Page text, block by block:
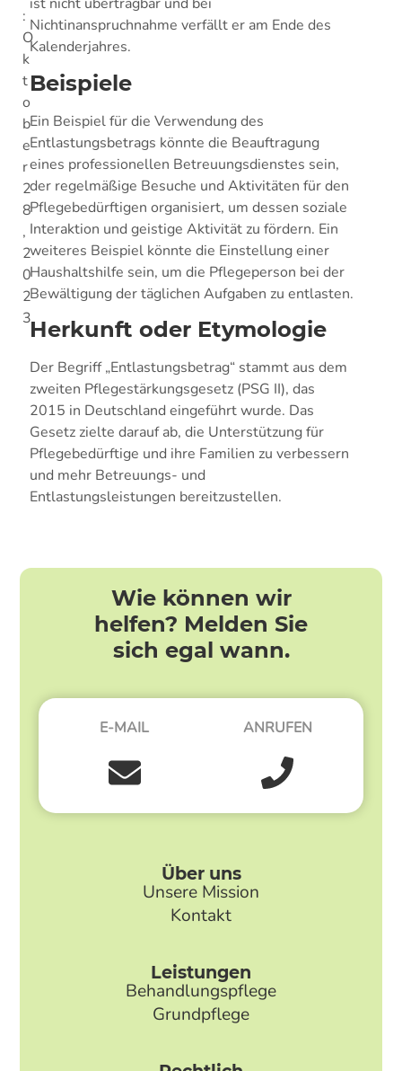
:
O
k
t
o
b
e
r
2
8
,
2
0
2
3
Nichtinanspruchnahme verfällt er am Ende des
Kalenderjahres.
Beispiele
Ein Beispiel für die Verwendung des
Entlastungsbetrags könnte die Beauftragung
eines professionellen Betreuungsdienstes sein,
der regelmäßige Besuche und Aktivitäten für den
Pflegebedürftigen organisiert, um dessen soziale
Interaktion und geistige Aktivität zu fördern. Ein
weiteres Beispiel könnte die Einstellung einer
Haushaltshilfe sein, um die Pflegeperson bei der
Bewältigung der täglichen Aufgaben zu entlasten.
Herkunft oder Etymologie
Der Begriff „Entlastungsbetrag“ stammt aus dem
zweiten Pflegestärkungsgesetz (PSG II), das
2015 in Deutschland eingeführt wurde. Das
Gesetz zielte darauf ab, die Unterstützung für
Pflegebedürftige und ihre Familien zu verbessern
und mehr Betreuungs- und
Entlastungsleistungen bereitzustellen.
Wie können wir
helfen? Melden Sie
sich egal wann.
E-MAIL ANRUFEN
Über uns
Unsere Mission
Kontakt
Leistungen
Behandlungspflege
Grundpflege